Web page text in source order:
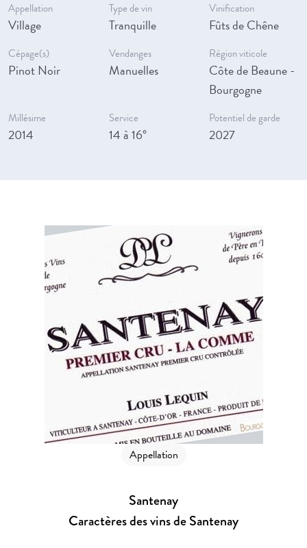
Appellation
Village
Type de vin
Tranquille
Vinification
Fûts de Chêne
Cépage(s)
Pinot Noir
Vendanges
Manuelles
Région viticole
Côte de Beaune -
Bourgogne
Millésime
2014
Service
14 à 16°
Potentiel de garde
2027
Appellation
Santenay
Caractères des vins de Santenay